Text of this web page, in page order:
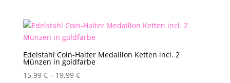
Edelstahl Coin-Halter Medaillon Ketten incl. 2
Münzen in goldfarbe
15,99 €– 19,99 €